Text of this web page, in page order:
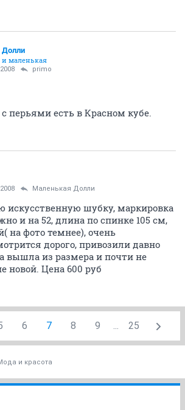
Долли
и маленькая
primo
перьями есть в Красном кубе.
Маленькая Долли
искусственную шубку, маркировка
и на 52, длина по спинке 105 см,
на фото темнее), очень
дорого, привозили давно
вышла из размера и почти не
новой. Цена 600 руб
6 7 8 9 ... 25
и красота